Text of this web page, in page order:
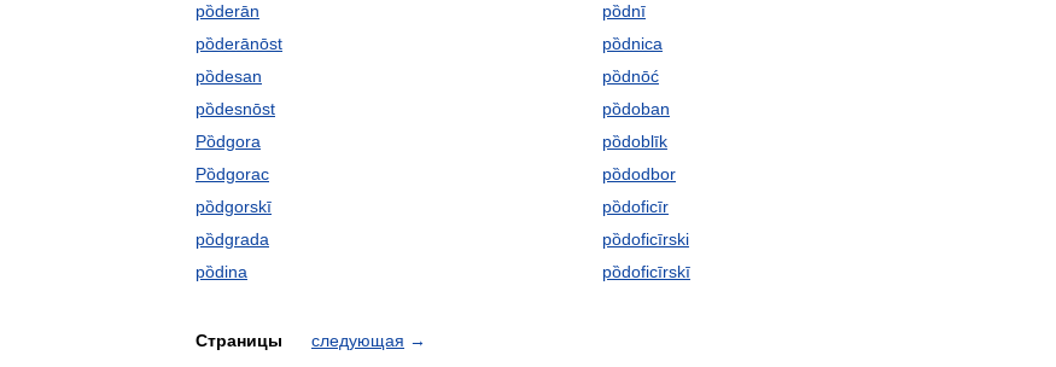
pȍderān
pȍderānōst
pȍdesan
pȍdesnōst
Pȍdgora
Pȍdgorac
pȍdgorskī
pȍdgrada
pȍdina
pȍdnī
pȍdnica
pȍdnōć
pȍdoban
pȍdoblīk
pȍdodbor
pȍdoficīr
pȍdoficīrski
pȍdoficīrskī
Страницы следующая →